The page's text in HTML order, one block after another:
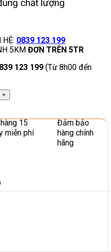
chất lượng
HỆ: 0839 123 199
5KM ĐƠN TRÊN 5TR
123 199 (Từ 8h00 đến
15
miễn phí
Đảm bảo
hàng chính
hãng